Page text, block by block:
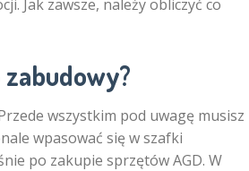
Jak zawsze, należy obliczyć co
zabudowy?
wszystkim pod uwagę musisz
wpasować się w szafki
po zakupie sprzętów AGD. W